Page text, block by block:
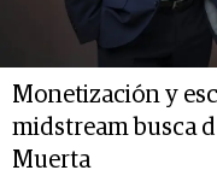
Monetización y
midstream busca
Muerta